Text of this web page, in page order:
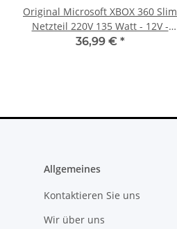
Original Microsoft XBOX 360 Slim
Netzteil 220V 135 Watt - 12V -
10.83A * gebraucht
36,99 € *
Allgemeines
Kontaktieren Sie uns
Wir über uns